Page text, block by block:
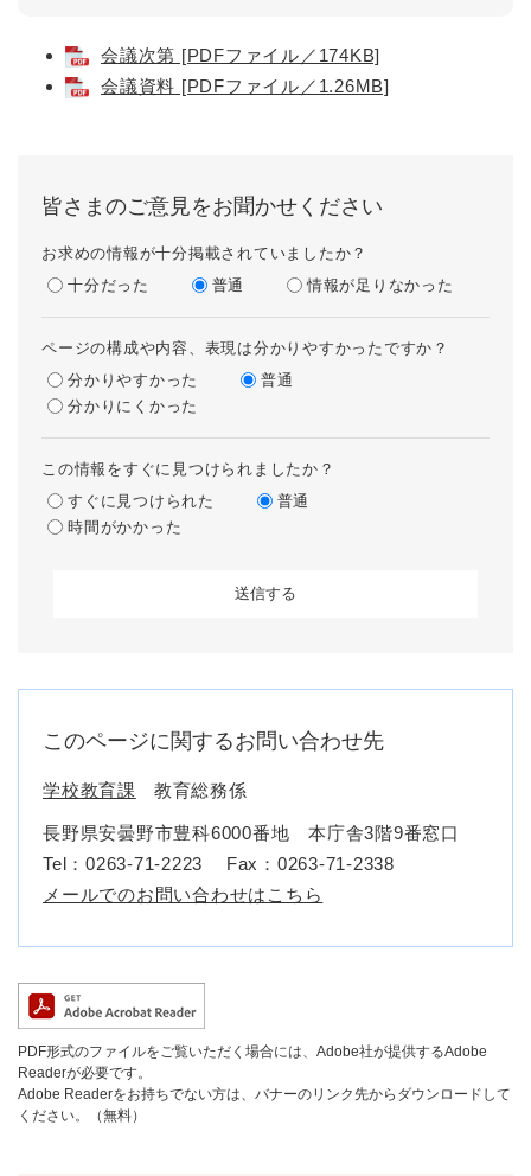
会議次第 [PDFファイル／174KB]
会議資料 [PDFファイル／1.26MB]
皆さまのご意見をお聞かせください
お求めの情報が十分掲載されていましたか？
十分だった
普通 情報が足りなかった
ページの構成や内容、表現は分かりやすかったですか？
分かりやすかった
普通
分かりにくかった
この情報をすぐに見つけられましたか？
すぐに見つけられた
普通
時間がかかった
このページに関するお問い合わせ先
学校教育課 教育総務係
長野県安曇野市豊科6000番地 本庁舎3階9番窓口
Tel：0263-71-2223
Fax：0263-71-2338
メールでのお問い合わせはこちら
PDF形式のファイルをご覧いただく場合には、Adobe社が提供するAdobe
Readerが必要です。
Adobe Readerをお持ちでない方は、バナーのリンク先からダウンロードして
ください。（無料）